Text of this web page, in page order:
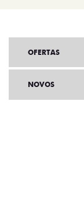
OFERTAS
NOVOS